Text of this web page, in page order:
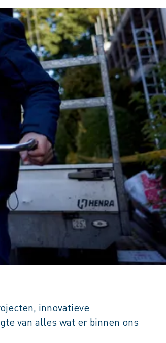
innovatieve
van alles wat er binnen ons